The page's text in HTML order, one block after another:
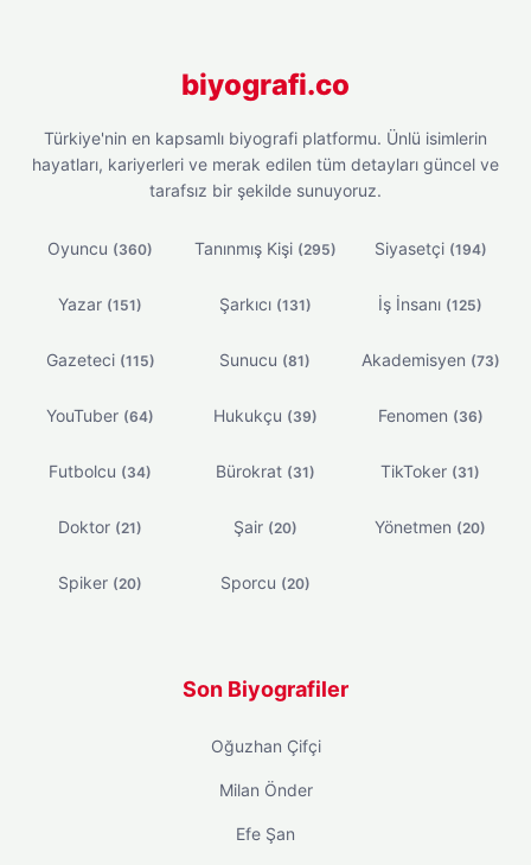
biyografi.co
Türkiye'nin en kapsamlı biyografi platformu. Ünlü isimlerin
hayatları, kariyerleri ve merak edilen tüm detayları güncel ve
tarafsız bir şekilde sunuyoruz.
Oyuncu (360) Tanınmış Kişi (295) Siyasetçi (194)
Yazar (151) Şarkıcı (131) İş İnsanı (125)
Gazeteci (115) Sunucu (81) Akademisyen (73)
YouTuber (64) Hukukçu (39) Fenomen (36)
Futbolcu (34) Bürokrat (31) TikToker (31)
Doktor (21) Şair (20) Yönetmen (20)
Spiker (20) Sporcu (20)
Son Biyografiler
Oğuzhan Çifçi
Milan Önder
Efe Şan